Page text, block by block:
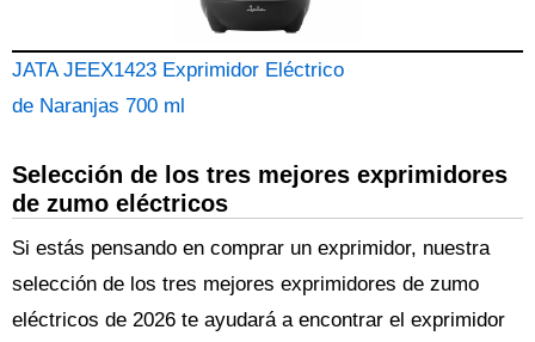
JATA JEEX1423 Exprimidor Eléctrico
de Naranjas 700 ml
Selección de los tres mejores exprimidores
de zumo eléctricos
Si estás pensando en comprar un exprimidor, nuestra
selección de los tres mejores exprimidores de zumo
eléctricos de 2026 te ayudará a encontrar el exprimidor